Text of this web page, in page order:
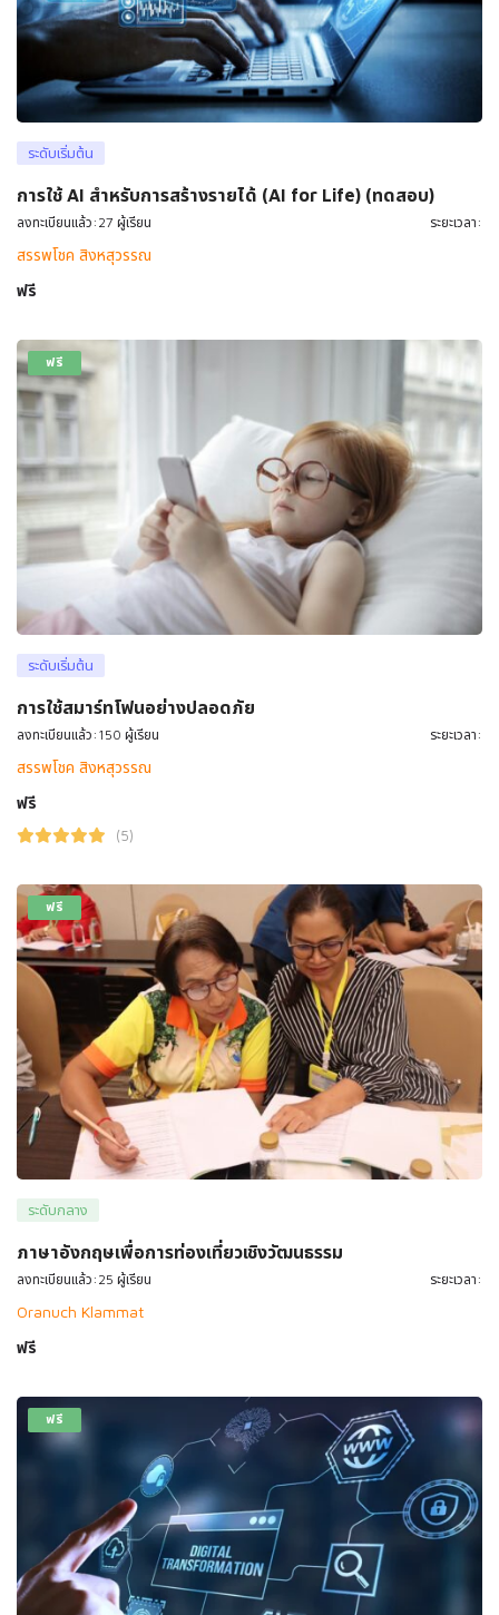
ระดับเริ่มต้น
การใช้ AI สำหรับการสร้างรายได้ (AI for Life) (ทดสอบ)
ลงทะเบียนแล้ว:27 ผู้เรียน ระยะเวลา:
สรรพโชค สิงหสุวรรณ
ฟรี
ฟรี
ระดับเริ่มต้น
การใช้สมาร์ทโฟนอย่างปลอดภัย
ลงทะเบียนแล้ว:150 ผู้เรียน ระยะเวลา:
สรรพโชค สิงหสุวรรณ
ฟรี
(5)
ฟรี
ระดับกลาง
ภาษาอังกฤษเพื่อการท่องเที่ยวเชิงวัฒนธรรม
ลงทะเบียนแล้ว:25 ผู้เรียน ระยะเวลา:
Oranuch Klammat
ฟรี
ฟรี